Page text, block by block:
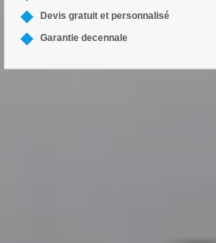
Devis gratuit et personnalisé
Garantie decennale